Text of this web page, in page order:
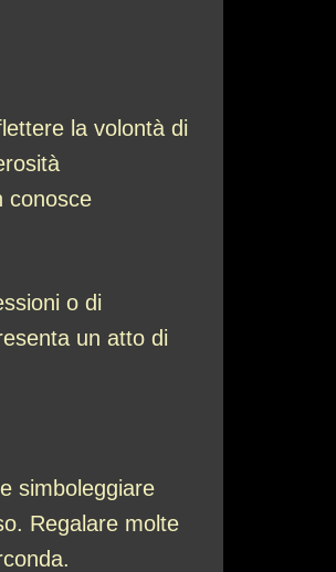
la volontà di
conosce
o di
un atto di
simboleggiare
Regalare molte